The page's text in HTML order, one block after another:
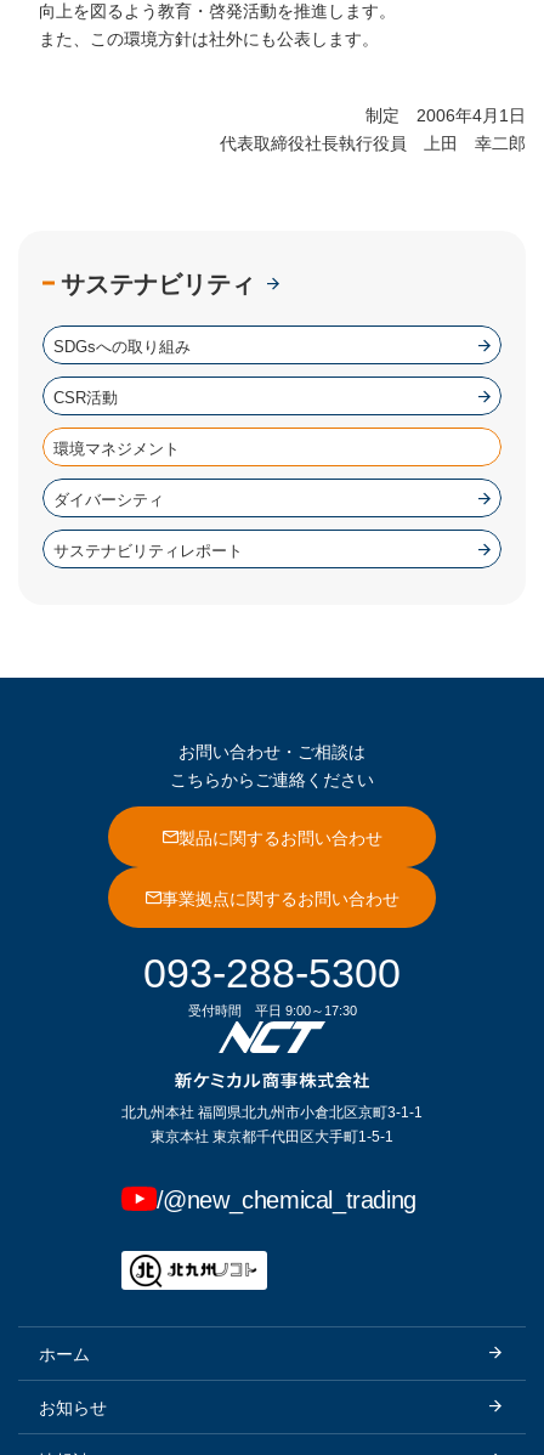
向上を図るよう教育・啓発活動を推進します。
また、この環境方針は社外にも公表します。
制定 2006年4月1日
代表取締役社長執行役員 上田 幸二郎
サステナビリティ
SDGsへの取り組み
CSR活動
環境マネジメント
ダイバーシティ
サステナビリティレポート
お問い合わせ・ご相談は
こちらからご連絡ください
製品に関するお問い合わせ
事業拠点に関するお問い合わせ
093-288-5300
受付時間 平日 9:00～17:30
北九州本社 福岡県北九州市小倉北区京町3-1-1
東京本社 東京都千代田区大手町1-5-1
/@new_chemical_trading
ホーム
お知らせ